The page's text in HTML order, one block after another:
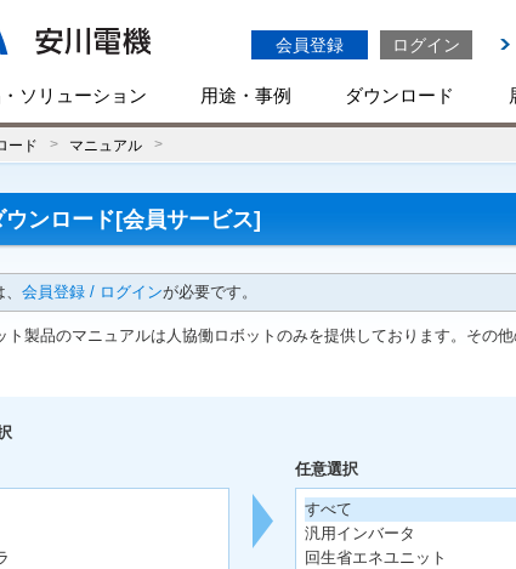
会員登録 ログイン
ソリューション 用途・事例 ダウンロード
ード マニュアル
ンロード[会員サービス]
会員登録 / ログインが必要です。
製品のマニュアルは人協働ロボットのみを提供しております。その
任意選択
すべて
汎用インバータ
回生省エネユニット